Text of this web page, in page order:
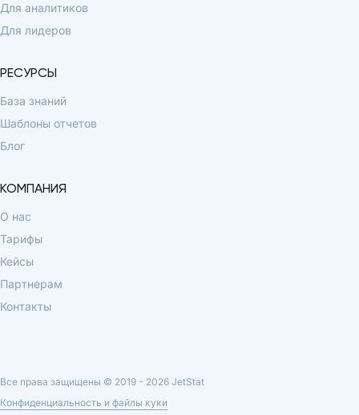
Для аналитиков
Для лидеров
РЕСУРСЫ
База знаний
Шаблоны отчетов
Блог
КОМПАНИЯ
О нас
Тарифы
Кейсы
Партнерам
Контакты
Все права защищены © 2019 - 2026 JetStat
Конфиденциальность и файлы куки